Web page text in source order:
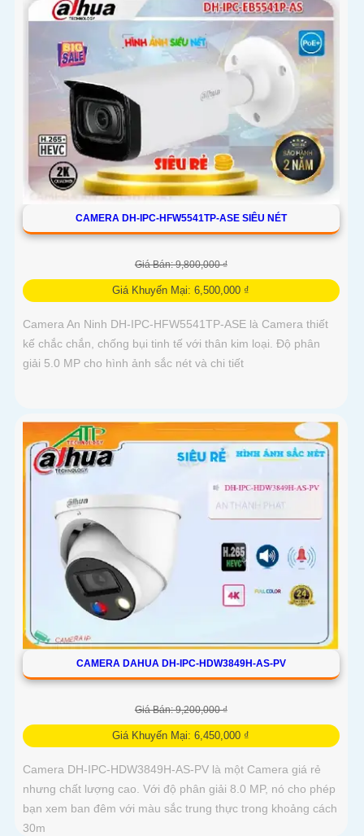
CAMERA DH-IPC-HFW5541TP-ASE SIÊU NÉT
Giá Bán: 9,800,000 ₫
Giá Khuyến Mại: 6,500,000 ₫
Camera An Ninh DH-IPC-HFW5541TP-ASE là Camera thiết
kế chắc chắn, chống bụi tinh tế với thân kim loại. Độ phân
giải 5.0 MP cho hình ảnh sắc nét và chi tiết
CAMERA DAHUA DH-IPC-HDW3849H-AS-PV
Giá Bán: 9,200,000 ₫
Giá Khuyến Mại: 6,450,000 ₫
Camera DH-IPC-HDW3849H-AS-PV là một Camera giá rẻ
nhưng chất lượng cao. Với độ phân giải 8.0 MP, nó cho phép
bạn xem ban đêm với màu sắc trung thực trong khoảng cách
30m